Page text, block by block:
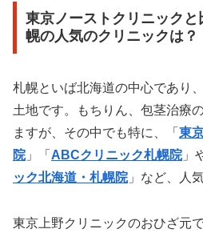
東京ノーストクリニック
幌の人気のクリニックは？
札幌といば北海道の中心であり
土地です。もちりん、包茎治療
ますが、その中でも特に、「 東
院」「 ABCクリニック札幌院」
ック北海道・札幌院」など、人
東京上野クリニックのおひざ元